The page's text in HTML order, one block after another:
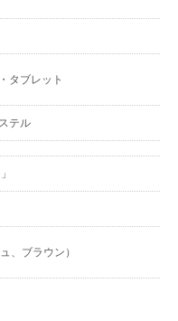
タブレット
テル
、ブラウン）